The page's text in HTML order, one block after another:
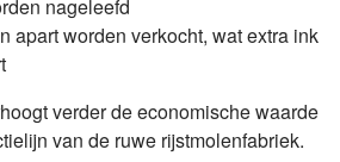
nageleefd
apart worden verkocht, wat extra ink
verder de economische waarde
van de ruwe rijstmolenfabriek.